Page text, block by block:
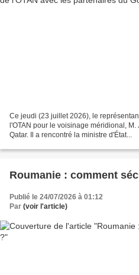
Ce jeudi (23 juillet 2026), le
l'OTAN pour le voisinage méridional,
Qatar. Il a rencontré la ministre d'État...
Roumanie : comment
Publié le 24/07/2026 à 01:12
Par (voir l'article)